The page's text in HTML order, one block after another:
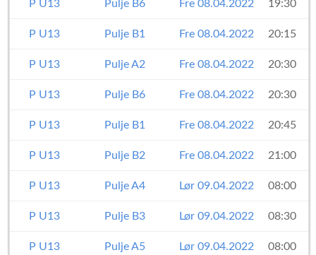
P U13 Pulje B6 Fre 08.04.2022 19:30
P U13 Pulje B1 Fre 08.04.2022 20:15
P U13 Pulje A2 Fre 08.04.2022 20:30
P U13 Pulje B6 Fre 08.04.2022 20:30
P U13 Pulje B1 Fre 08.04.2022 20:45
P U13 Pulje B2 Fre 08.04.2022 21:00
P U13 Pulje A4 Lør 09.04.2022 08:00
P U13 Pulje B3 Lør 09.04.2022 08:30
P U13 Pulje A5 Lør 09.04.2022 08:00